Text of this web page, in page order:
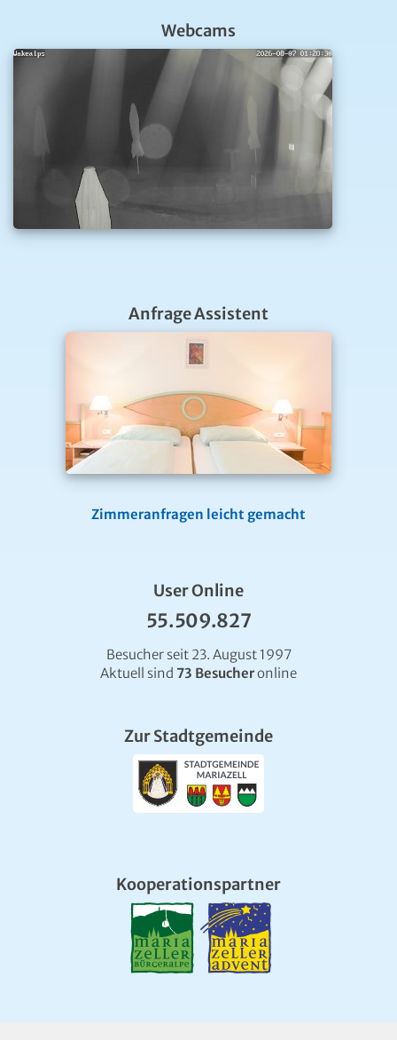
Webcams
Anfrage Assistent
Zimmeranfragen leicht gemacht
User Online
55.509.827
Besucher seit 23. August 1997
Aktuell sind 73 Besucheronline
Zur Stadtgemeinde
Kooperationspartner